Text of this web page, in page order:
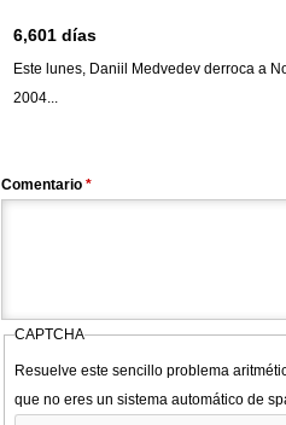
6,601 días
Este lunes, Daniil Medvedev derroca a
2004...
Comentario *
CAPTCHA
Resuelve este sencillo problema
que no eres un sistema automático de